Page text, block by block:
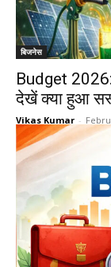
बिजनेस
Budget
देखें क्या हुआ
Vikas Kumar -